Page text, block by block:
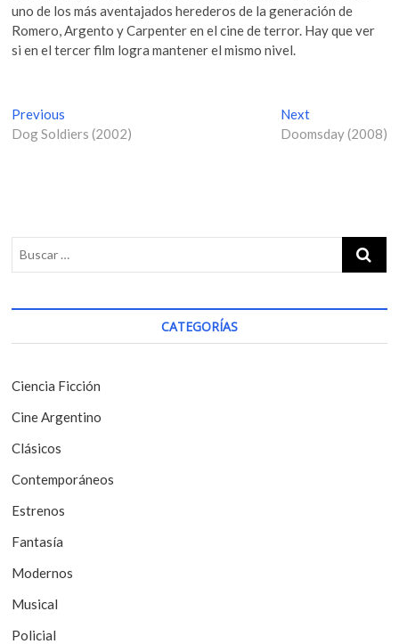
uno de los más aventajados herederos de la generación de
Romero, Argento y Carpenter en el cine de terror. Hay que ver
si en el tercer film logra mantener el mismo nivel.
N
a
g
a
i
ó
n
e
e
n
t
r
a
d
a
Previous
r
p
s
:
Dog Soldiers (2002)
NextN
e
:
Doomsday (2008)
CATEGORÍAS
Ciencia Ficción
Cine Argentino
Clásicos
Contemporáneos
Estrenos
Fantasía
Modernos
Musical
Policial